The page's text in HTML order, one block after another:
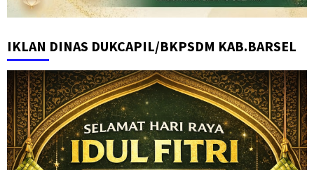
IKLAN DINAS DUKCAPIL/BKPSDM KAB.BARSEL